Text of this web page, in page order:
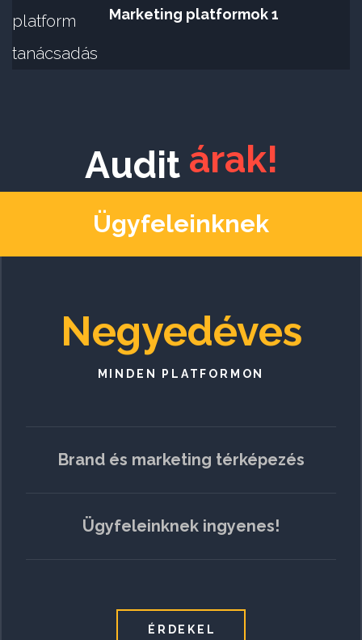
Marketing platformok 1
Audit árak!
Ügyfeleinknek
Negyedéves
MINDEN PLATFORMON
Brand és marketing térképezés
Ügyfeleinknek ingyenes!
ÉRDEKEL